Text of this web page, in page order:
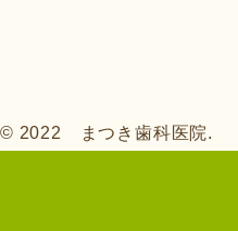
© 2022 まつき歯科医院.